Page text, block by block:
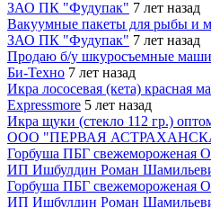
ЗАО ПК "Фудупак" 7 лет назад
Вакуумные пакеты для рыбы и
ЗАО ПК "Фудупак" 7 лет назад
Продаю б/у шкуросъемные
Би-Техно 7 лет назад
Икра лососевая (кета) красная
Expressmore 5 лет назад
Икра щуки (стекло 112 гр.)
ООО "ПЕРВАЯ
Горбуша ПБГ свежемороженая
ИП Ишбулдин Роман
Горбуша ПБГ свежемороженая
ИП Ишбулдин Роман